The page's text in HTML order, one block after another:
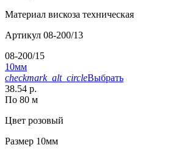
Материал вискоза техническая
Артикул 08-200/13
08-200/15
10мм
checkmark_alt_circleВыбрать
38.54 р.
По 80 м
Цвет розовый
Размер 10мм